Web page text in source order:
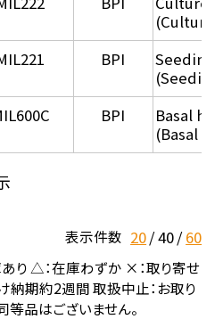
(Culture
BPI
Seeding
BPI
Basal
(Basal
表示件数 20 40 60
り △：在庫わずか ×：取り寄せ
納期約2週間 取扱中止：お取り
等品はございません。